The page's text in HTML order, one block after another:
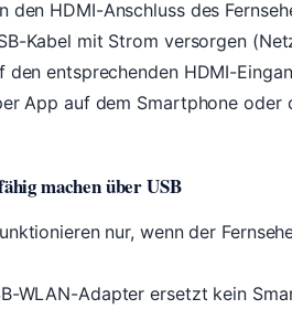
den HDMI-Anschluss des
Kabel mit Strom versorgen
den entsprechenden HDMI-
App auf dem Smartphone oder
machen über USB
nur, wenn der
WLAN-Adapter ersetzt kein